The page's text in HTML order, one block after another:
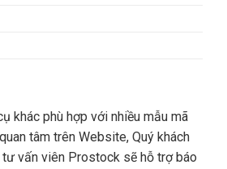
khác phù hợp với nhiều mẫu mã
tâm trên Website, Quý khách
vấn viên Prostock sẽ hỗ trợ báo